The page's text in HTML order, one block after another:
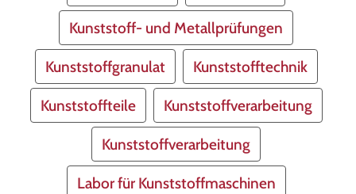
Kunststoff- und Metallprüfungen
Kunststoffgranulat Kunststofftechnik
Kunststoffteile Kunststoffverarbeitung
Kunststoffverarbeitung
Labor für Kunststoffmaschinen